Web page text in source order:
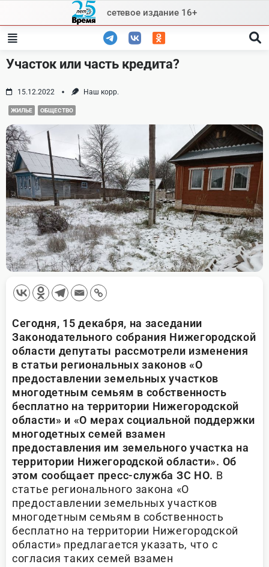
content
сетевое издание 16+
Участок или часть кредита?
15.12.2022 Наш корр.
ЖИЛЬЕ ОБЩЕСТВО
Сегодня, 15 декабря, на заседании
Законодательного собрания Нижегородской
области депутаты рассмотрели изменения
в статьи региональных законов «О
предоставлении земельных участков
многодетным семьям в собственность
бесплатно на территории Нижегородской
области» и «О мерах социальной поддержки
многодетных семей взамен
предоставления им земельного участка на
территории Нижегородской области». Об
этом сообщает пресс-служба ЗС НО. В
статье регионального закона «О
предоставлении земельных участков
многодетным семьям в собственность
бесплатно на территории Нижегородской
области» предлагается указать, что с
согласия таких семей взамен